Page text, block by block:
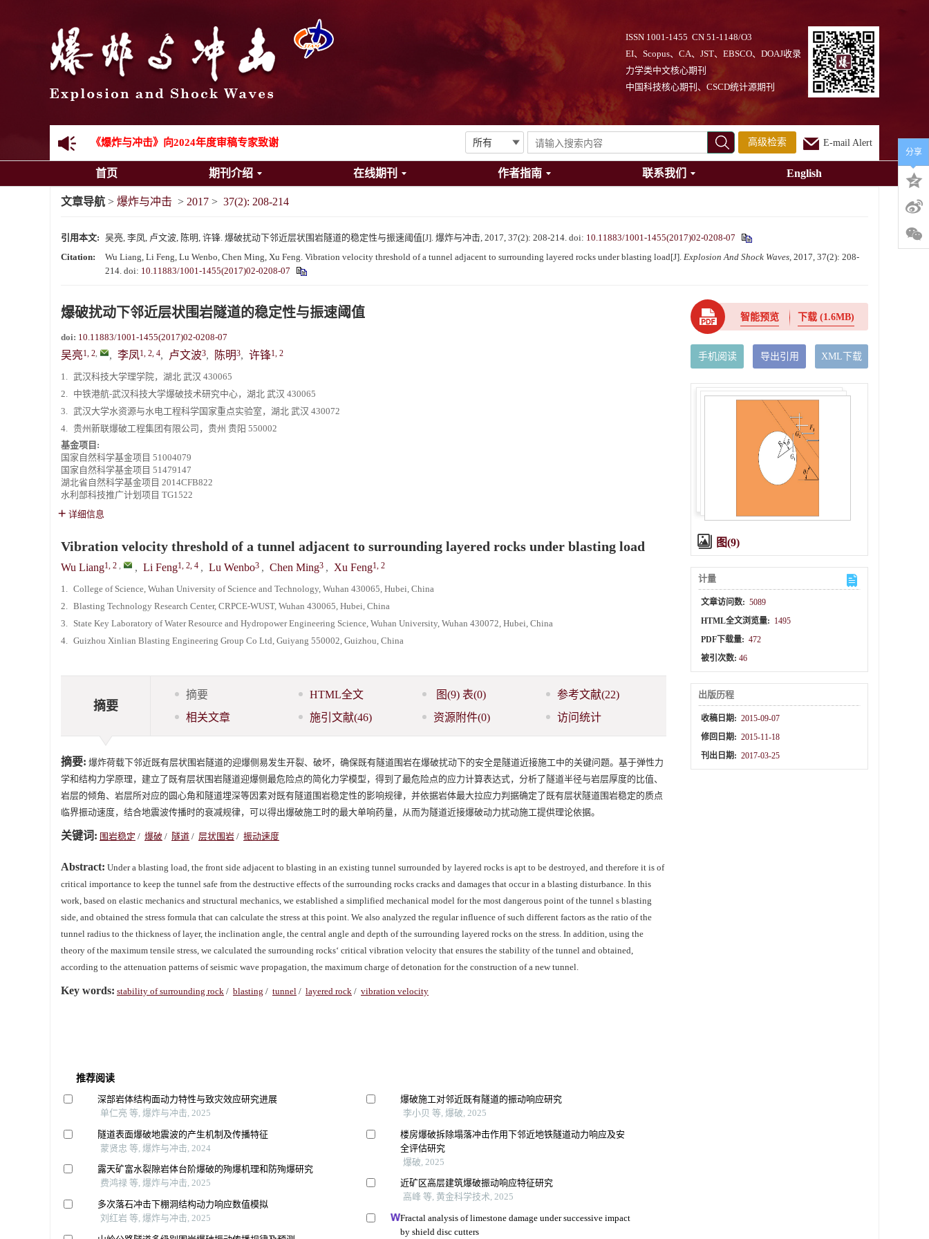
ISSN 1001-1455 CN 51-1148/O3
EI、Scopus、CA、JST、EBSCO、DOAJ收录
力学类中文核心期刊
中国科技核心期刊、CSCD统计源期刊
金属材料动态多尺度断裂专题征稿启事
结构物高速出入水问题专题征稿启事
《爆炸与冲击》向2024年度审稿专家致谢
《爆炸与冲击》2025年度优秀名单
高级检索 E-mail Alert
首页 期刊介绍 在线期刊 作者指南 联系我们 English
文章导航 > 爆炸与冲击 > 2017 > 37(2): 208-214
引用本文: 吴亮, 李凤, 卢文波, 陈明, 许锋. 爆破扰动下邻近层状围岩隧道的稳定性与振速阈值[J]. 爆炸与冲击, 2017, 37(2): 208-214. doi: 10.11883/1001-1455(2017)02-0208-07
Citation:
Wu Liang, Li Feng, Lu Wenbo, Chen Ming, Xu Feng. Vibration velocity threshold of a tunnel adjacent to surrounding layered rocks under blasting load[J]. Explosion And Shock Waves, 2017, 37(2): 208-
214. doi: 10.11883/1001-1455(2017)02-0208-07
爆破扰动下邻近层状围岩隧道的稳定性与振速阈值
doi: 10.11883/1001-1455(2017)02-0208-07
吴亮1, 2, , 李凤1, 2, 4, 卢文波3, 陈明3, 许锋1, 2
1. 武汉科技大学理学院，湖北 武汉 430065
2. 中铁港航-武汉科技大学爆破技术研究中心，湖北 武汉 430065
3. 武汉大学水资源与水电工程科学国家重点实验室，湖北 武汉 430072
4. 贵州新联爆破工程集团有限公司，贵州 贵阳 550002
基金项目:
国家自然科学基金项目 51004079
国家自然科学基金项目 51479147
湖北省自然科学基金项目 2014CFB822
水利部科技推广计划项目 TG1522
详细信息
Vibration velocity threshold of a tunnel adjacent to surrounding layered rocks under blasting load
Wu Liang1, 2 , , Li Feng1, 2, 4 , Lu Wenbo3 , Chen Ming3 , Xu Feng1, 2
1. College of Science, Wuhan University of Science and Technology, Wuhan 430065, Hubei, China
2. Blasting Technology Research Center, CRPCE-WUST, Wuhan 430065, Hubei, China
3. State Key Laboratory of Water Resource and Hydropower Engineering Science, Wuhan University, Wuhan 430072, Hubei, China
4. Guizhou Xinlian Blasting Engineering Group Co Ltd, Guiyang 550002, Guizhou, China
摘要
摘要 HTML全文 图(9) 表(0) 参考文献(22)
相关文章
施引文献(46) 资源附件(0) 访问统计
摘要: 爆炸荷载下邻近既有层状围岩隧道的迎爆侧易发生开裂、破坏，确保既有隧道围岩在爆破扰动下的安全是隧道近接施工中的关键问题。基于弹性力
学和结构力学原理，建立了既有层状围岩隧道迎爆侧最危险点的简化力学模型，得到了最危险点的应力计算表达式，分析了隧道半径与岩层厚度的比值、
岩层的倾角、岩层所对应的圆心角和隧道埋深等因素对既有隧道围岩稳定性的影响规律，并依据岩体最大拉应力判据确定了既有层状隧道围岩稳定的质点
临界振动速度，结合地震波传播时的衰减规律，可以得出爆破施工时的最大单响药量，从而为隧道近接爆破动力扰动施工提供理论依据。
关键词: 围岩稳定 / 爆破 / 隧道 / 层状围岩 / 振动速度
Abstract: Under a blasting load, the front side adjacent to blasting in an existing tunnel surrounded by layered rocks is apt to be destroyed, and therefore it is of
critical importance to keep the tunnel safe from the destructive effects of the surrounding rocks cracks and damages that occur in a blasting disturbance. In this
work, based on elastic mechanics and structural mechanics, we established a simplified mechanical model for the most dangerous point of the tunnel s blasting
side, and obtained the stress formula that can calculate the stress at this point. We also analyzed the regular influence of such different factors as the ratio of the
tunnel radius to the thickness of layer, the inclination angle, the central angle and depth of the surrounding layered rocks on the stress. In addition, using the
theory of the maximum tensile stress, we calculated the surrounding rocks‘ critical vibration velocity that ensures the stability of the tunnel and obtained,
according to the attenuation patterns of seismic wave propagation, the maximum charge of detonation for the construction of a new tunnel.
Key words: stability of surrounding rock / blasting / tunnel / layered rock / vibration velocity
推荐阅读
深部岩体结构面动力特性与致灾效应研究进展
单仁亮 等, 爆炸与冲击, 2025
隧道表面爆破地震波的产生机制及传播特征
蒙贤忠 等, 爆炸与冲击, 2024
露天矿富水裂隙岩体台阶爆破的殉爆机理和防殉爆研究
费鸿禄 等, 爆炸与冲击, 2025
多次落石冲击下棚洞结构动力响应数值模拟
刘红岩 等, 爆炸与冲击, 2025
爆破施工对邻近既有隧道的振动响应研究
李小贝 等, 爆破, 2025
楼房爆破拆除塌落冲击作用下邻近地铁隧道动力响应及安
全评估研究
爆破, 2025
近矿区高层建筑爆破振动响应特征研究
高峰 等, 黄金科学技术, 2025
Fractal analysis of limestone damage under successive impact
by shield disc cutters
智能预览 下载(1.6MB)
手机阅读 导出引用 XML下载
图(9)
计量
文章访问数: 5089
HTML全文浏览量: 1495
PDF下载量: 472
被引次数:46
出版历程
收稿日期: 2015-09-07
修回日期: 2015-11-18
刊出日期: 2017-03-25
分享